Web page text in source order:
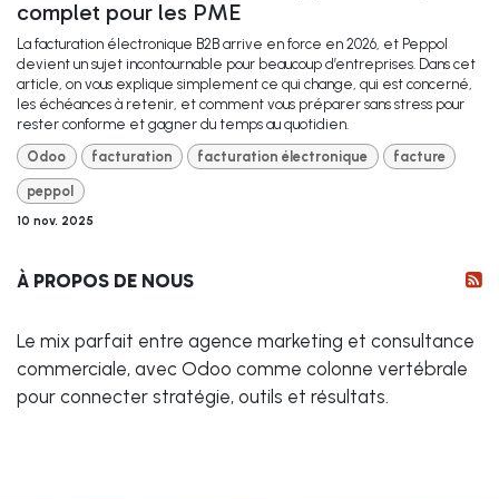
complet pour les PME
La facturation électronique B2B arrive en force en 2026, et Peppol
devient un sujet incontournable pour beaucoup d’entreprises. Dans cet
article, on vous explique simplement ce qui change, qui est concerné,
les échéances à retenir, et comment vous préparer sans stress pour
rester conforme et gagner du temps au quotidien.
Odoo
facturation facturation électronique facture
peppol
10 nov. 2025
À PROPOS DE NOUS
Le mix parfait entre agence marketing et consultance
commerciale, avec Odoo comme colonne vertébrale
pour connecter stratégie, outils et résultats.